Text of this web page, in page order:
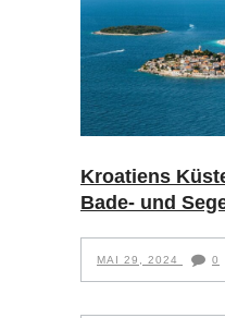
Kroatiens
Bade- und
MAI 29, 2024 0